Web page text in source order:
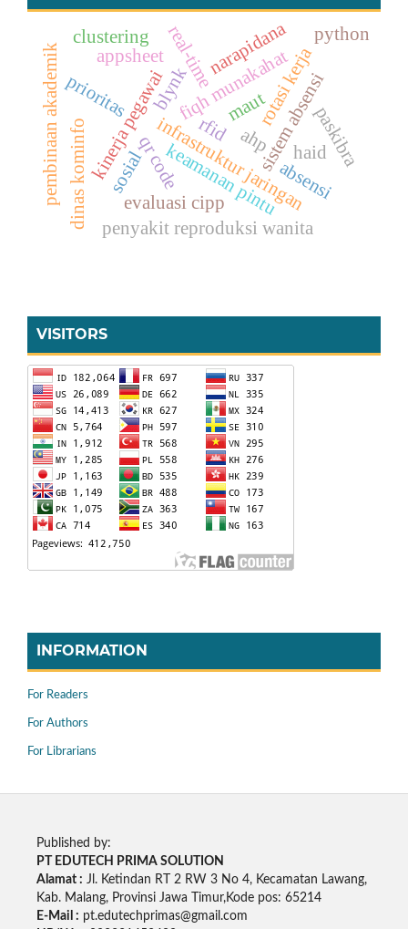
kinerja pegawai
qr codekeamanan pintu
blynk
infrastruktur jaringan
ahp
prioritas
dinas kominfo
fiqh munakahat
rotasi kerja
evaluasi cipp
sistem absensi
real-time
rfid
appsheet
penyakit reproduksi wanita
clustering
pembinaan akademik paskibra
absensi
maut
narapidana python
haid
sosial
VISITORS
INFORMATION
For Readers
For Authors
For Librarians
Published by:
PT EDUTECH PRIMA SOLUTION
Alamat : Jl. Ketindan RT 2 RW 3 No 4, Kecamatan Lawang,
Kab. Malang, Provinsi Jawa Timur,Kode pos: 65214
E-Mail : pt.edutechprimas@gmail.com